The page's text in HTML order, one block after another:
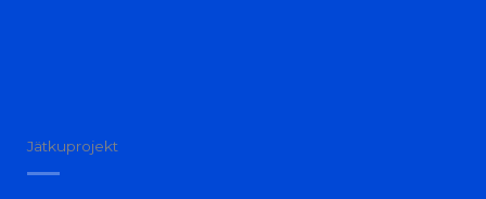
Jätkuprojekt